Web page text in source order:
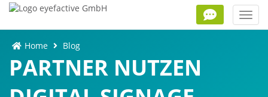
Home
Blog
PARTNER NUTZEN